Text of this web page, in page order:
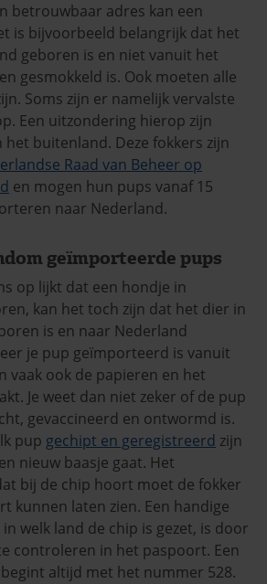
betrouwbaar adres kan een
is bijvoorbeeld belangrijk dat het
geboren is en niet vanuit het
gesmokkeld is. Ook moeten alle
Soms zijn er namelijk vervalste
Een uitzondering hierop zijn
het buitenland. Deze fokkers zijn
Raad van Beheer op
en mogen hun pups vanaf 15
naar Nederland.
geïmporteerde pups
op lijkt dat een hondje in
kan het toch zijn dat het dier in
is en naar Nederland
je pup geïmporteerd is vanuit
vaak ook de papieren en het
Je weet dan niet zeker of de pup
gevaccineerd en ontwormd is.
pup gechipt en geregistreerd zijn
nieuw baasje gaat. Het
bij de chip hoort moet de fokker
kunnen laten zien. Een handige
welk land de chip is gezet, is door
controleren in het paspoort. Een
altijd met het nummer 528.